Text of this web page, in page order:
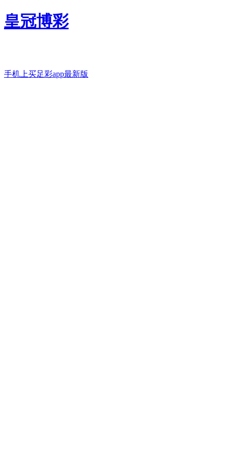
皇冠博彩
手机上买足彩app最新版